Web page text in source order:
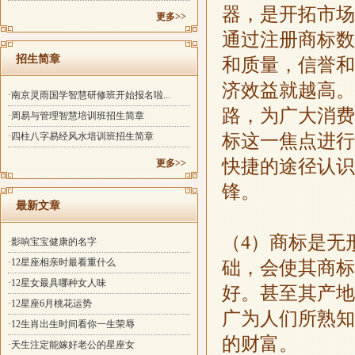
更多>>
招生简章
·南京灵雨国学智慧研修班开始报名啦...
·周易与管理智慧培训班招生简章
·四柱八字易经风水培训班招生简章
更多>>
最新文章
·影响宝宝健康的名字
·12星座相亲时最看重什么
·12星女最具哪种女人味
·12星座6月桃花运势
·12生肖出生时间看你一生荣辱
·天生注定能嫁好老公的星座女
器，是开拓市
通过注册商标
和质量，信誉
济效益就越高
路，为广大消
标这一焦点进
快捷的途径认
锋。
（4）商标是无
础，会使其商
好。甚至其产
广为人们所熟
的财富。